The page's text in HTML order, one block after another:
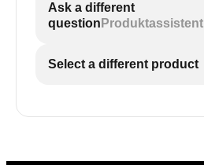
Ask a different
question Produktassistent
Select a different product